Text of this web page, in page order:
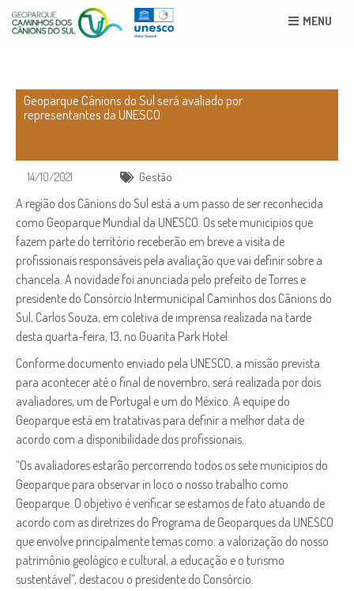
MENU
Geoparque Cânions do Sul será avaliado por
representantes da UNESCO
14/10/2021 Gestão
A região dos Cânions do Sul está a um passo de ser reconhecida
como Geoparque Mundial da UNESCO. Os sete municípios que
fazem parte do território receberão em breve a visita de
profissionais responsáveis pela avaliação que vai definir sobre a
chancela. A novidade foi anunciada pelo prefeito de Torres e
presidente do Consórcio Intermunicipal Caminhos dos Cânions do
Sul, Carlos Souza, em coletiva de imprensa realizada na tarde
desta quarta-feira, 13, no Guarita Park Hotel.
Conforme documento enviado pela UNESCO, a missão prevista
para acontecer até o final de novembro, será realizada por dois
avaliadores, um de Portugal e um do México. A equipe do
Geoparque está em tratativas para definir a melhor data de
acordo com a disponibilidade dos profissionais.
“Os avaliadores estarão percorrendo todos os sete municípios do
Geoparque para observar in loco o nosso trabalho como
Geoparque. O objetivo é verificar se estamos de fato atuando de
acordo com as diretrizes do Programa de Geoparques da UNESCO
que envolve principalmente temas como: a valorização do nosso
patrimônio geológico e cultural, a educação e o turismo
sustentável”, destacou o presidente do Consórcio.